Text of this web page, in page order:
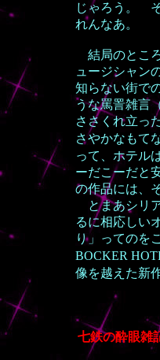
じゃろう。
れんなあ。
結局のところ
ュージシャン
知らない街で
うな罵詈雑言
ささくれ立っ
さやかなもて
って、ホテル
ーだこーだと
の作品には、
とまあシリ
るに相応しい
り」ってのを
BOCKER
像を越えた新
七鉄の酔眼雑